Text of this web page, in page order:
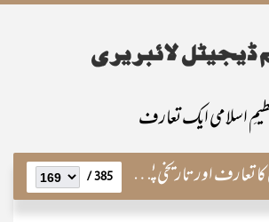
اسلامی ایک تعارف
تعارف اور تاریخی پس منظر 385 /